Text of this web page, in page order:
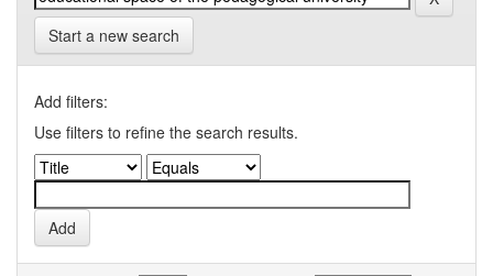
Start a new search
Add filters:
Use filters to refine the search results.